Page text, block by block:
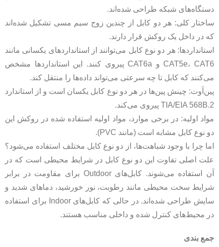
دستگاه‌های شبکه طراحی شده‌اند.
ساختار کلی: هر دو کابل از چندین زوج سیم مسی تشکیل شده‌اند
که در داخل یک روکش قرار دارند.
استانداردها: هر دو نوع کابل می‌توانند از استانداردهای یکسانی مانند
CAT5e، CAT6 و CAT6a پیروی کنند. این استانداردها مشخص
می‌کنند که کابل تا چه سرعتی می‌تواند داده‌ها را منتقل کند.
پین‌آوت: چینش پین‌ها در هر دو نوع کابل یکسان است و از استاندارد
TIA/EIA 568B.2 پیروی می‌کند.
مواد اولیه: در برخی موارد، مواد اولیه استفاده شده در روکش این
دو نوع کابل مشابه است (مانند PVC).
اما چرا با وجود شباهت‌ها، از دو نوع کابل مختلف استفاده می‌شود؟
علت اصلی تفاوت این دو نوع کابل در شرایط محیطی است که در
آن استفاده می‌شوند. کابل‌های Outdoor برای مقاومت در برابر
شرایط سخت محیطی مانند رطوبت، نور خورشید، دماهای شدید و
سایش طراحی شده‌اند. در حالی که کابل‌های Indoor برای استفاده
در محیط‌های کنترل شده و داخلی مناسب هستند.
جمع بندی